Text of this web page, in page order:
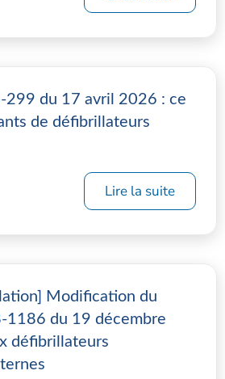
299 du 17 avril 2026 : ce
de défibrillateurs
Lire la suite
Modification du
1186 du 19 décembre
défibrillateurs